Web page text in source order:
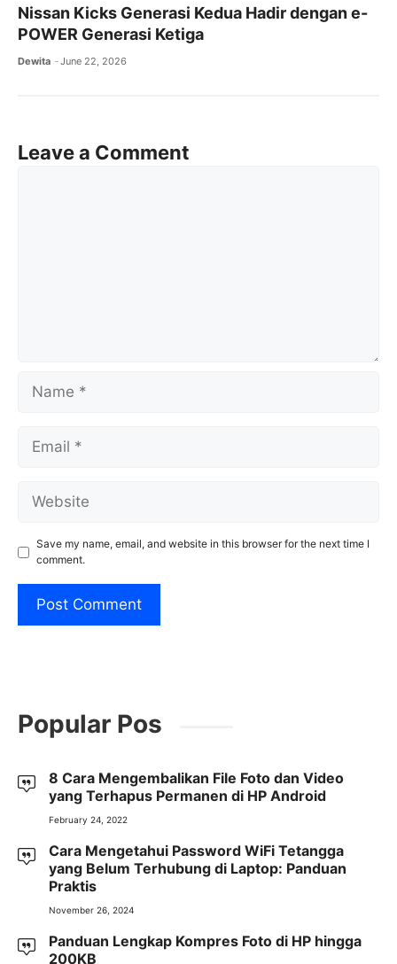
Nissan Kicks Generasi Kedua Hadir dengan e-
POWER Generasi Ketiga
Dewita June 22, 2026
Leave a Comment
Name
Email
Website
Save my name, email, and website in this browser for the next time I
comment.
Popular Pos
8 Cara Mengembalikan File Foto dan Video
yang Terhapus Permanen di HP Android
February 24, 2022
Cara Mengetahui Password WiFi Tetangga
yang Belum Terhubung di Laptop: Panduan
Praktis
November 26, 2024
Panduan Lengkap Kompres Foto di HP hingga
200KB